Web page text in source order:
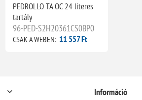
PEDROLLO TA OC 24 literes
tartály
96-PED-S2H20361CS0BP0
CSAK A WEBEN: 11 557 Ft
Információ